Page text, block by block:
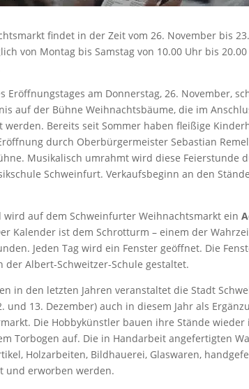
findet in der Zeit vom 26. November bis
von Montag bis Samstag von 10.00 Uhr bis
Eröffnungstages am Donnerstag, 26. November,
auf der Bühne Weihnachtsbäume, die im
Bereits seit Sommer haben fleißige
durch Oberbürgermeister Sebastian
Musikalisch umrahmt wird diese Feierstunde
Schweinfurt. Verkaufsbeginn an den
wird auf dem Schweinfurter Weihnachtsmarkt ein
Kalender ist dem Schrotturm – einem der
Jeden Tag wird ein Fenster geöffnet. Die
der Albert-Schweitzer-Schule gestaltet.
in den letzten Jahren veranstaltet die Stadt
und 13. Dezember) auch in diesem Jahr als
Die Hobbykünstler bauen ihre Stände
Torbogen auf. Die in Handarbeit angefertigten
Holzarbeiten, Bildhauerei, Glaswaren,
und erworben werden.